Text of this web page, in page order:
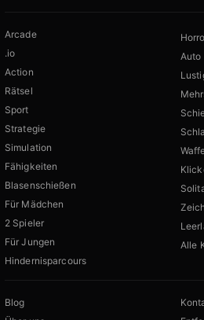
Arcade
.io
Action
Rätsel
Sport
Strategie
Simulation
Fähigkeiten
Blasenschießen
Für Mädchen
2 Spieler
Für Jungen
Hindernisparcours
Auto
Alle
Blog